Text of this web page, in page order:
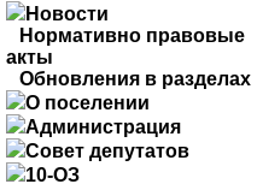
Новости
Нормативно правовые
акты
Обновления в разделах
О поселении
Администрация
Совет депутатов
10-ОЗ